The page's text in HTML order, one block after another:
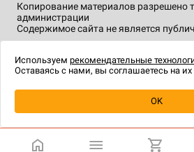
Уведомить о
Копирование материалов разрешено
администрации
Содержимое сайта не является
технологии.
Используем рекомендательные
Оставаясь с нами, вы соглашаетесь на
OK